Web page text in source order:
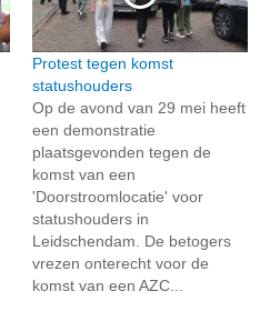
Protest tegen komst
statushouders
Op de avond van 29 mei heeft
een demonstratie
plaatsgevonden tegen de
komst van een
'Doorstroomlocatie' voor
statushouders in
Leidschendam. De betogers
vrezen onterecht voor de
komst van een AZC...